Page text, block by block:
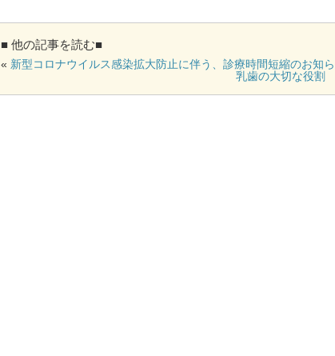
■ 他の記事を読む■
« 新型コロナウイルス感染拡大防止に伴う、診療時間短縮のお知
乳歯の大切な役割